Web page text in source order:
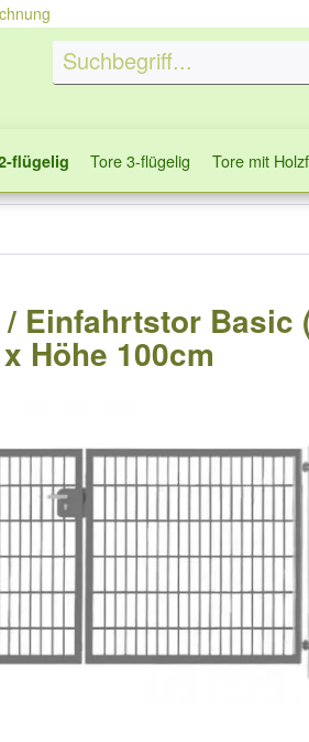
flügelig Tore 3-flügelig Tore mit
Einfahrtstor
Höhe 100cm